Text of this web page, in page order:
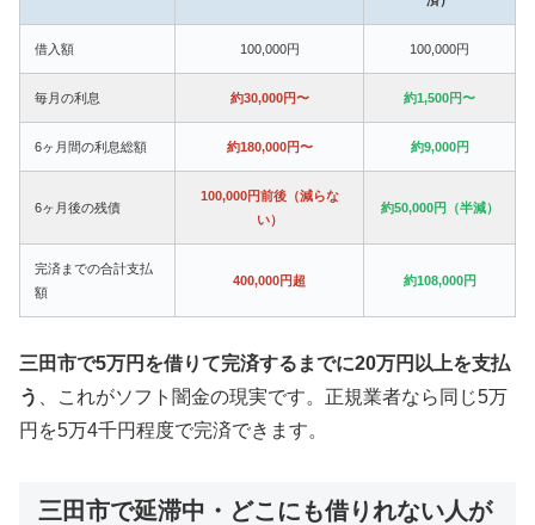
借入額 100,000円 100,000円
毎月の利息 約30,000円〜 約1,500円〜
6ヶ月間の利息総額 約180,000円〜 約9,000円
6ヶ月後の残債
100,000円前後（減らな
い）
約50,000円（半減）
完済までの合計支払
額
400,000円超 約108,000円
三田市で5万円を借りて完済するまでに20万円以上を支払
う
、これがソフト闇金の現実です。正規業者なら同じ5万
円を5万4千円程度で完済できます。
三田市で延滞中・どこにも借りれない人が